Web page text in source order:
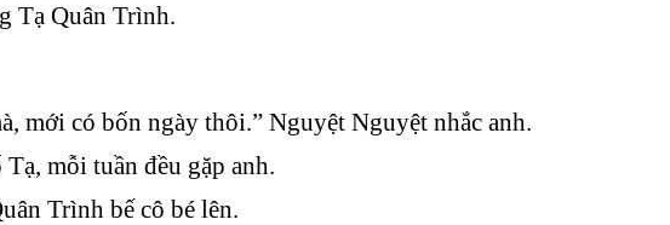
Tạ Quân Trình.
mới có bốn ngày thôi.” Nguyệt Nguyệt nhắc anh.
mỗi tuần đều gặp anh.
Trình bế cô bé lên.